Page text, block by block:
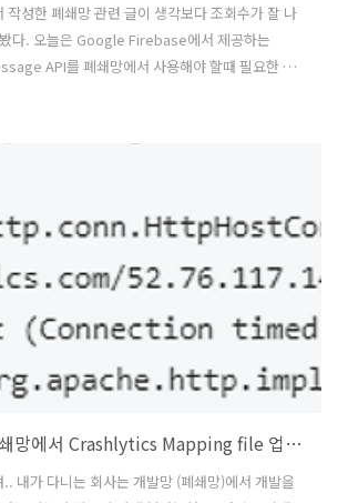
작성한 폐쇄망 관련 글이 생각보다 조회수가 잘 나
다. 오늘은 Google Firebase에서 제공하는
API를 폐쇄망에서 사용해야 할때 필요한 도
고 한다. 구조 아마, 거의 모든 개발자가 비슷한
버 방화벽 서비스 정책 상, 아웃바운드에 해당 하는
, 먼가 Google이 이 정도 트래픽으로 차단을 하
알쓸신잡(1) - 폐쇄망에서 Crashlytics Mapping file 업로드하기
내가 다니는 회사는 개발망 (폐쇄망)에서 개발을